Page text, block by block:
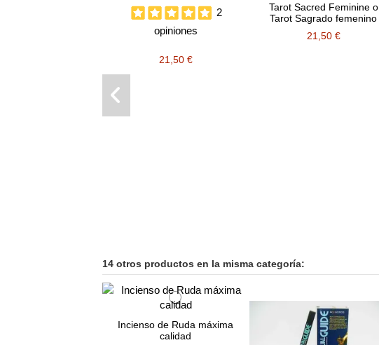
2
opiniones
21,50 €
Tarot Sacred Feminine o
Tarot Sagrado femenino
21,50 €
14 otros productos en la misma categoría:
Incienso de Ruda máxima
calidad